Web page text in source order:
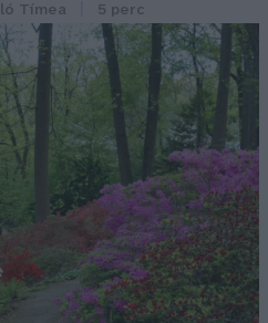
Tímea 5 perc